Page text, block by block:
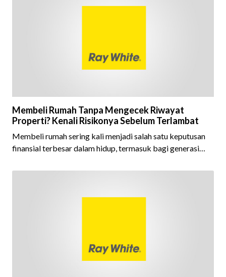
tahun berturut-turut, sebuah bukti nyata atas konsistensi,
Membeli Rumah Tanpa Mengecek Riwayat
Properti? Kenali Risikonya Sebelum Terlambat
Membeli rumah sering kali menjadi salah satu keputusan
finansial terbesar dalam hidup, termasuk bagi generasi
kepemilikan hunian maupun investasi properti. Namun
fokus pada harga atau lokasi tanpa memperhatikan